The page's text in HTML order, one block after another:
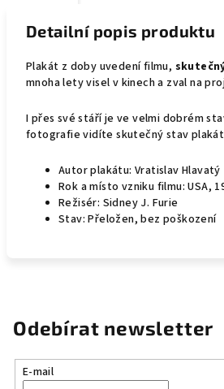
Detailní popis produktu
Plakát z doby uvedení filmu,
mnoha lety visel v kinech a zval na
I přes své stáří je ve velmi dobrém
fotografie vidíte skutečný stav
Autor plakátu: Vratislav Hlavatý
Rok a místo vzniku filmu: USA,
Režisér: Sidney J. Furie
Stav: Přeložen, bez poškození
Odebírat newsletter
E-mail